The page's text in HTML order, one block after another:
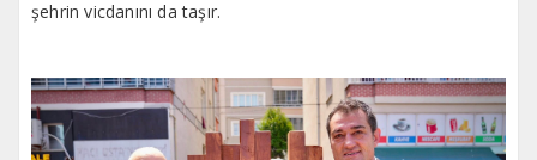
şehrin vicdanını da taşır.